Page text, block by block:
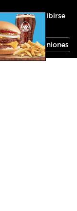
Inscribirse
Opiniones